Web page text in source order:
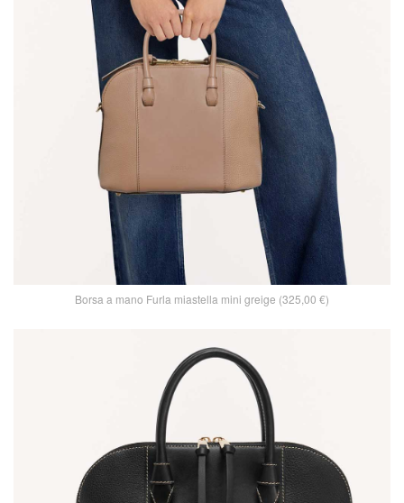
Borsa a mano Furla miastella mini greige (325,00 €)